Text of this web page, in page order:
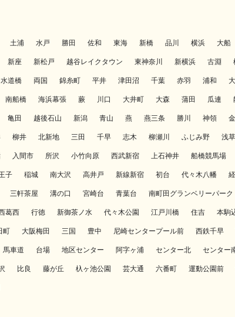
土浦 水戸 勝田 佐和 東海 新橋 品川 横浜 大船
新座 新松戸 越谷レイクタウン 東神奈川 新横浜 古淵
水道橋 両国 錦糸町 平井 津田沼 千葉 赤羽 浦和
南船橋 海浜幕張 蕨 川口 大井町 大森 蒲田 瓜連
亀田 越後石山 新潟 青山 燕 燕三条 勝川 神領
柳井 北新地 三田 千早 志木 柳瀬川 ふじみ野 浅草
入間市 所沢 小竹向原 西武新宿 上石神井 船橋競馬場
子 稲城 南大沢 高井戸 新線新宿 初台 代々木八幡
三軒茶屋 溝の口 宮崎台 青葉台 南町田グランベリーパーク
葛西 行徳 新御茶ノ水 代々木公園 江戸川橋 住吉 本駒
町 大阪梅田 三国 豊中 尼崎センタープール前 西鉄千早
馬車道 台場 地区センター 阿字ヶ浦 センター北 センター
比良 藤が丘 杁ヶ池公園 芸大通 六番町 運動公園前